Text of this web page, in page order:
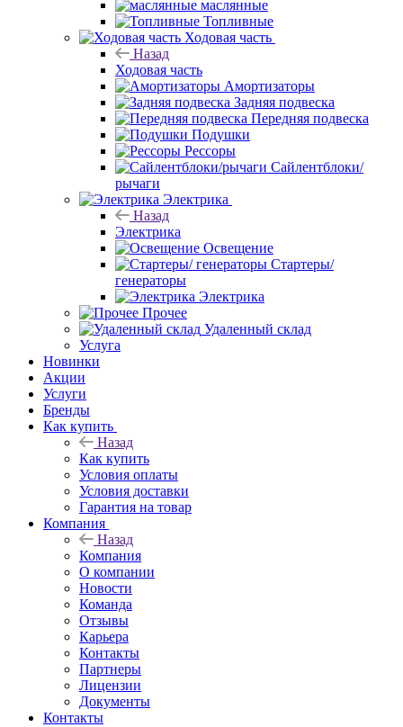
маслянные
Топливные
Ходовая часть
Назад
Ходовая часть
Амортизаторы
Задняя подвеска
Передняя подвеска
Подушки
Рессоры
Сайлентблоки/
рычаги
Электрика
Назад
Электрика
Освещение
Стартеры/
генераторы
Электрика
Прочее
Удаленный склад
Услуга
Новинки
Акции
Услуги
Бренды
Как купить
Назад
Как купить
Условия оплаты
Условия доставки
Гарантия на товар
Компания
Назад
Компания
О компании
Новости
Команда
Отзывы
Карьера
Контакты
Партнеры
Лицензии
Документы
Контакты